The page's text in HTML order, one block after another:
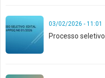
03/02/2026 - 11:01
Processo